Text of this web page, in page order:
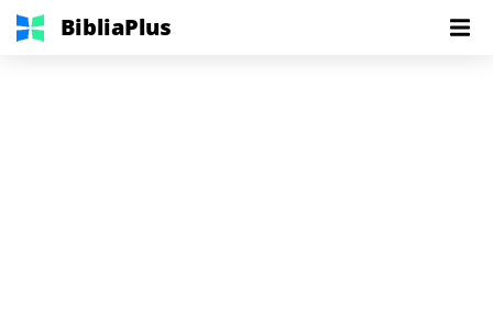
BibliaPlus